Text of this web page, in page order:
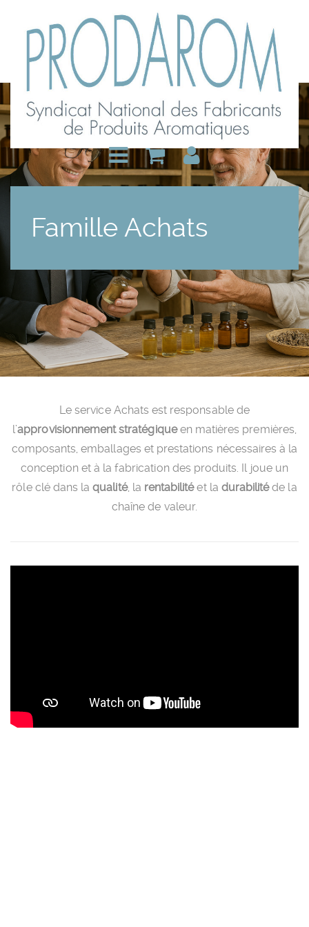
Famille Achats
Le service Achats est responsable de
l’approvisionnement stratégiqueen matières premières,
composants, emballages et prestations nécessaires à la
conception et à la fabrication des produits. Il joue un
rôle clé dans laqualité, la rentabilitéet la durabilitéde la
chaîne de valeur.